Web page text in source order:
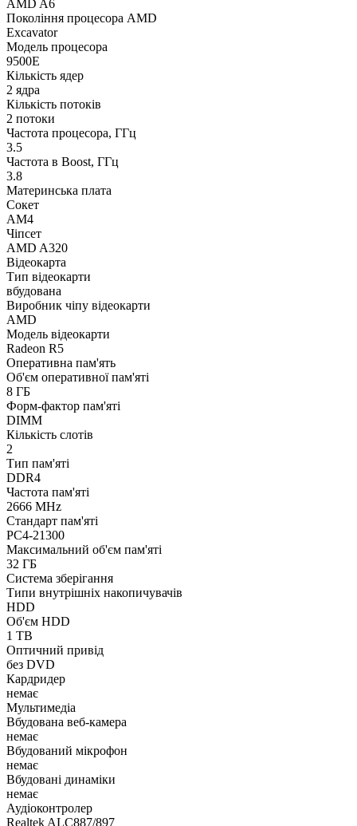
AMD A6
Покоління процесора AMD
Excavator
Модель процесора
9500E
Кількість ядер
2 ядра
Кількість потоків
2 потоки
Частота процесора, ГГц
3.5
Частота в Boost, ГГц
3.8
Материнська плата
Сокет
AM4
Чіпсет
AMD A320
Відеокарта
Тип відеокарти
вбудована
Виробник чіпу відеокарти
AMD
Модель відеокарти
Radeon R5
Оперативна пам'ять
Об'єм оперативної пам'яті
8 ГБ
Форм-фактор пам'яті
DIMM
Кількість слотів
2
Тип пам'яті
DDR4
Частота пам'яті
2666 MHz
Стандарт пам'яті
PC4-21300
Максимальний об'єм пам'яті
32 ГБ
Система зберігання
Типи внутрішніх накопичувачів
HDD
Об'єм HDD
1 TB
Оптичний привід
без DVD
Кардридер
немає
Мультимедіа
Вбудована веб-камера
немає
Вбудований мікрофон
немає
Вбудовані динаміки
немає
Аудіоконтролер
Realtek ALC887/897